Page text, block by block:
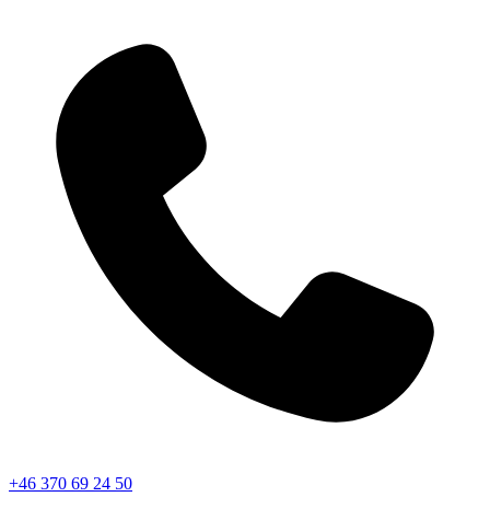
+46 370 69 24 50